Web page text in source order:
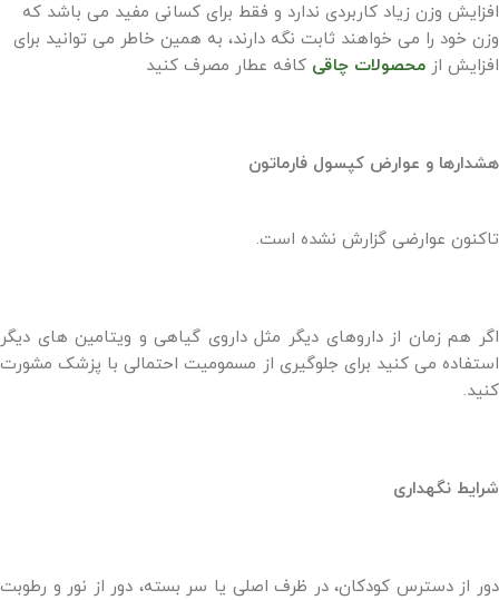
افزایش وزن زیاد کاربردی ندارد و فقط برای کسانی مفید می باشد که
وزن خود را می خواهند ثابت نگه دارند، به همین خاطر می توانید برای
افزایش از محصولات چاقی کافه عطار مصرف کنید
هشدارها و عوارض کپسول فارماتون
تاکنون عوارضی گزارش نشده است.
اگر هم زمان از داروهای دیگر مثل داروی گیاهی و ویتامین های دیگر
استفاده می کنید برای جلوگیری از مسمومیت احتمالی با پزشک مشورت
کنید.
شرایط نگهداری
دور از دسترس کودکان، در ظرف اصلی یا سر بسته، دور از نور و رطوبت